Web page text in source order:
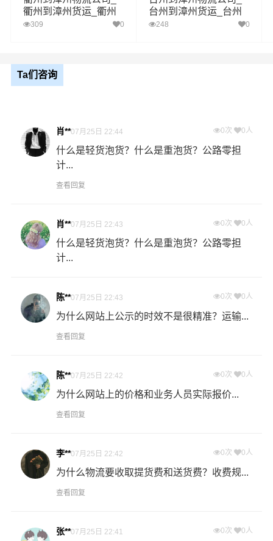
区域
县,东山县,南靖县,平和县,华安县
如何计算温州至漳州物流费用总报价？
物流费用总报价=温州提货费用+专线运输费用+漳州送货上
门费用。
怎么计算专线运输费用？
积。先确定货物性质，货物性质可分为重货、重泡货、泡
货，根据货物性质确定单价。
过程中产生的费用称为提货费。提货过程是发货时很重要
的环节，要确认件数、重量、体积、包装、收货信息等物
流基本信息。
即送货上门费用。物流公司安排车辆把货物从漳州物流集
散地运送到指定的收货地点，期间产生的费用称为送货
务理念，凭借温州至漳州物流的优质平台，始终致力于为
客户提供优质高效的温州到漳州的专线物流运输服务。温
州到漳州货运专线是港邦的优质品牌服务，我们一直多年
意为您解决物流相关问题。当然，还有很多优秀的 物流公
衢州到漳州货运_衢州
至漳州物流专线
309 0
台州到漳州货运_台州
至漳州物流专线
248 0
Ta们咨询
肖**07月25日 22:44 0次 0人
什么是轻货泡货？什么是重泡货？公路零担
计...
查看回复
肖**07月25日 22:43 0次 0人
什么是轻货泡货？什么是重泡货？公路零担
计...
陈**07月25日 22:43 0次 0人
为什么网站上公示的时效不是很精准？运输...
查看回复
陈**07月25日 22:42 0次 0人
为什么网站上的价格和业务人员实际报价...
查看回复
李**07月25日 22:42 0次 0人
为什么物流要收取提货费和送货费？收费规...
查看回复
张**07月25日 22:41 0次 0人